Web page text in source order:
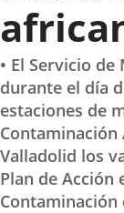
• El Servicio
durante el día
estaciones de
Valladolid los
Plan de Acción
Contaminación